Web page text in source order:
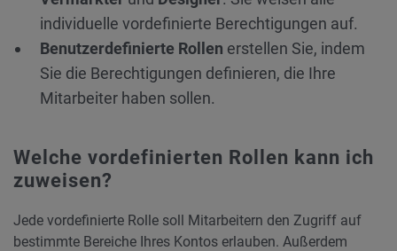
individuelle vordefinierte Berechtigungen auf.
Benutzerdefinierte Rollen erstellen Sie, indem
Sie die Berechtigungen definieren, die Ihre
Mitarbeiter haben sollen.
Welche vordefinierten Rollen kann ich
zuweisen?
Jede vordefinierte Rolle soll Mitarbeitern den Zugriff auf
bestimmte Bereiche Ihres Kontos erlauben. Außerdem